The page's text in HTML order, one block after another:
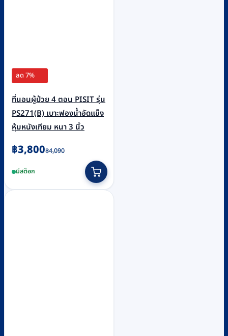
ลด 7%
ที่นอนผู้ป่วย 4 ตอน PISIT รุ่น
PS271(B) เบาะฟองน้ำอัดแข็ง
หุ้มหนังเทียม หนา 3 นิ้ว
฿4,090
Original
was:
฿4,090.
฿3,800
Current
is:
฿3,800.
มีสต็อก